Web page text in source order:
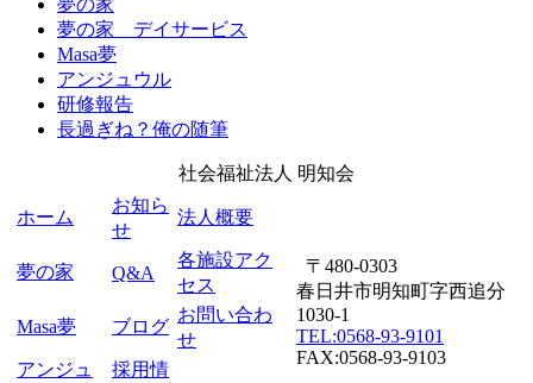
夢の家
夢の家 デイサービス
Masa夢
アンジュウル
研修報告
長過ぎね？俺の随筆
社会福祉法人 明知会
ホーム
お知ら
せ
法人概要
夢の家 Q&A
各施設アク
セス
Masa夢 ブログ
お問い合わ
せ
アンジュ
採用情
〒480-0303
春日井市明知町字西追分
1030-1
TEL:0568-93-9101
FAX:0568-93-9103